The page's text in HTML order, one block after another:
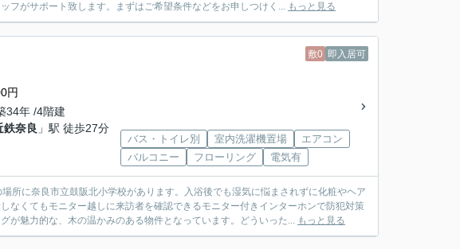
フがサポート致します。まずはご希望条件などをお申しつけく... もっと見る
敷0 即入居可
円
34年 /4階建
鉄奈良 」駅 徒歩27分
バス・トイレ別 室内洗濯機置場
エアコン
バルコニー
フローリング 電気有
所に奈良市立鼓阪北小学校があります。入浴後でも湿気に悩まされずに化粧やヘア
なくてもモニター越しに来訪者を確認できるモニター付きインターホンで防犯対策
が魅力的な、木の温かみのある物件となっています。どういった... もっと見る